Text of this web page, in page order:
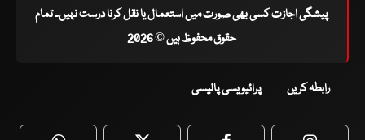
پیشگی اجازت کسی بھی صورت میں استعمال یا نقل کرنا درست نہیں۔ تمام
حقوق محفوظ ہیں © 2026
رابطہ کریں پرائیویسی پالیسی